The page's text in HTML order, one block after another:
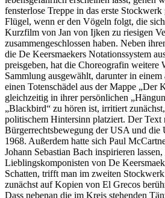
fensterlose Treppe in das erste
Flügel, wenn er den Vögeln folgt, die
Kurzfilm von Jan von Ijken zu riesigen
zusammengeschlossen haben. Neben
die De Keersmaekers Notationssystem
preisgeben, hat die Choreografin weitere
Sammlung ausgewählt, darunter in
einen Totenschädel aus der Mappe „Der
gleichzeitig in ihrer persönlichen
„Blackbird“ zu hören ist, irritiert
politischem Hintersinn platziert. Der Text
Bürgerrechtsbewegung der USA und die
1968. Außerdem hatte sich Paul
Johann Sebastian Bach inspirieren
Lieblingskomponisten von De
Schatten, trifft man im zweiten
zunächst auf Kopien von El Grecos
Dass nebenan die im Kreis stehenden